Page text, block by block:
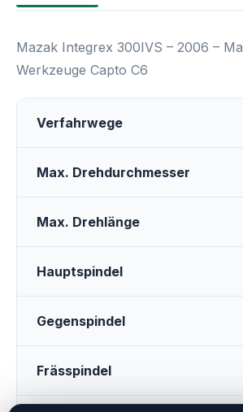
Mazak Integrex 300IVS – 2006 –
Werkzeuge Capto C6
Verfahrwege
Max. Drehdurchmesser
Max. Drehlänge
Hauptspindel
Gegenspindel
Frässpindel